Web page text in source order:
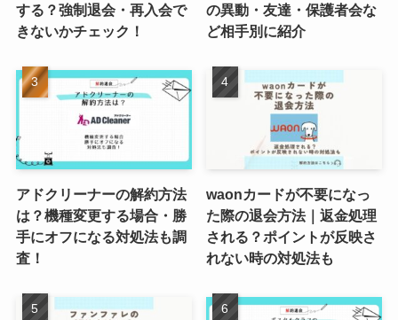
する？強制退会・再入会で
きないかチェック！
の異動・友達・保護者会な
ど相手別に紹介
アドクリーナーの解約方法
は？機種変更する場合・勝
手にオフになる対処法も調
査！
waonカードが不要になっ
た際の退会方法｜返金処理
される？ポイントが反映さ
れない時の対処法も